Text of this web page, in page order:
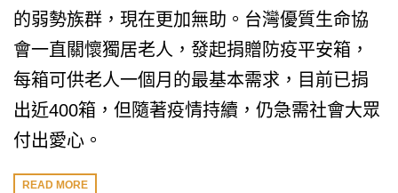
的弱勢族群，現在更加無助。台灣優質生命協
會一直關懷獨居老人，發起捐贈防疫平安箱，
每箱可供老人一個月的最基本需求，目前已捐
出近400箱，但隨著疫情持續，仍急需社會大眾
付出愛心。
READ MORE